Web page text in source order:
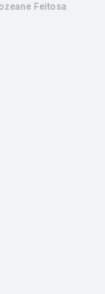
Feitosa